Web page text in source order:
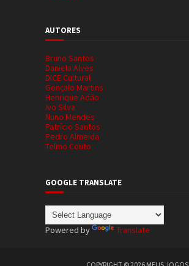
AUTORES
Bruno Santos
Daniela Alves
DICE Cultural
Gonçalo Martins
Henrique Adão
Ivo Silva
Nuno Mendes
Patrício Santos
Pedro Almeida
Telmo Couto
GOOGLE TRANSLATE
Powered by Translate